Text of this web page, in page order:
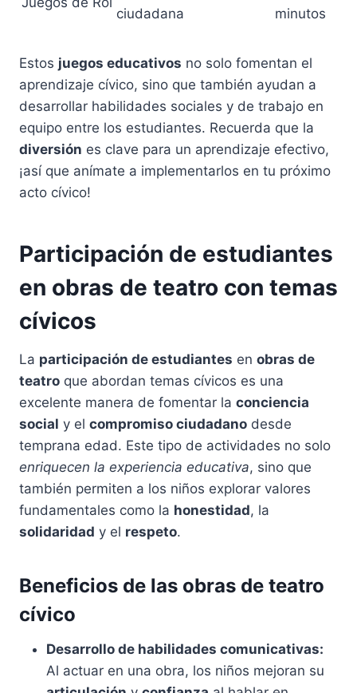
ciudadana
minutos
Estos juegos educativos no solo fomentan el
aprendizaje cívico, sino que también ayudan a
desarrollar habilidades sociales y de trabajo en
equipo entre los estudiantes. Recuerda que la
diversión es clave para un aprendizaje efectivo,
¡así que anímate a implementarlos en tu próximo
acto cívico!
Participación de estudiantes
en obras de teatro con temas
cívicos
La participación de estudiantes en obras de
teatro que abordan temas cívicos es una
excelente manera de fomentar la conciencia
social y el compromiso ciudadano desde
temprana edad. Este tipo de actividades no solo
enriquecen la experiencia educativa, sino que
también permiten a los niños explorar valores
fundamentales como la honestidad, la
solidaridad y el respeto.
Beneficios de las obras de teatro
cívico
Desarrollo de habilidades comunicativas:
Al actuar en una obra, los niños mejoran su